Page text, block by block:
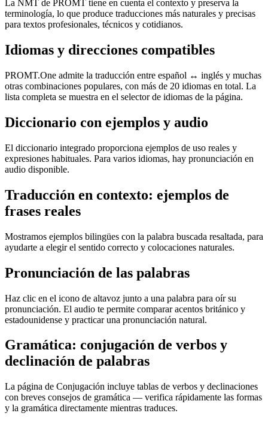
La NMT de PROMT tiene en cuenta el contexto y preserva la
terminología, lo que produce traducciones más naturales y precisas
para textos profesionales, técnicos y cotidianos.
Idiomas y direcciones compatibles
PROMT.One admite la traducción entre español ↔ inglés y muchas
otras combinaciones populares, con más de 20 idiomas en total. La
lista completa se muestra en el selector de idiomas de la página.
Diccionario con ejemplos y audio
El diccionario integrado proporciona ejemplos de uso reales y
expresiones habituales. Para varios idiomas, hay pronunciación en
audio disponible.
Traducción en contexto: ejemplos de
frases reales
Mostramos ejemplos bilingües con la palabra buscada resaltada, para
ayudarte a elegir el sentido correcto y colocaciones naturales.
Pronunciación de las palabras
Haz clic en el icono de altavoz junto a una palabra para oír su
pronunciación. El audio te permite comparar acentos británico y
estadounidense y practicar una pronunciación natural.
Gramática: conjugación de verbos y
declinación de palabras
La página de Conjugación incluye tablas de verbos y declinaciones
con breves consejos de gramática — verifica rápidamente las formas
y la gramática directamente mientras traduces.